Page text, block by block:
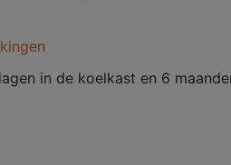
in de koelkast en 6